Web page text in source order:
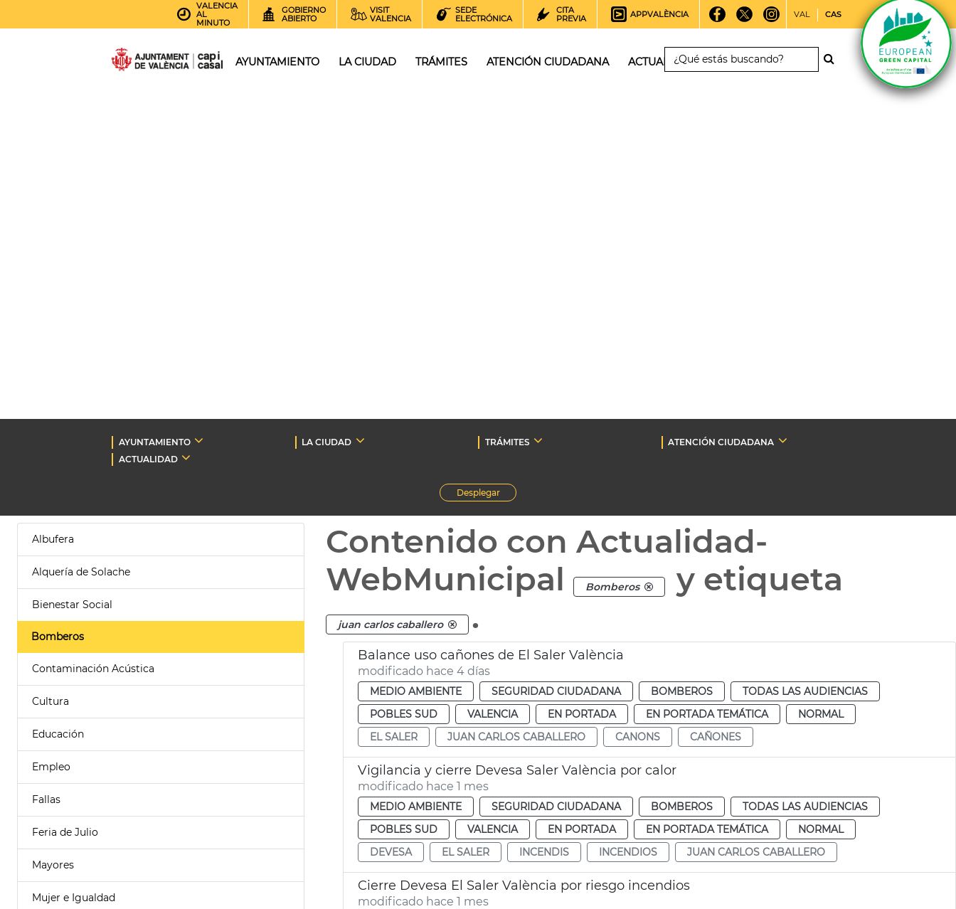
VALENCIA
AL
MINUTO
GOBIERNO
ABIERTO
VISIT
VALENCIA
SEDE
ELECTRÓNICA
CITA
PREVIA
APPVALÈNCIA VAL CAS
AYUNTAMIENTO LA CIUDAD TRÁMITES ATENCIÓN CIUDADANA ACTUALIDAD
AYUNTAMIENTO LA CIUDAD TRÁMITES
ATENCIÓN CIUDADANA
ACTUALIDAD
Desplegar
Albufera
Alquería de Solache
Bienestar Social
Bomberos
Contaminación Acústica
Cultura
Educación
Empleo
Fallas
Feria de Julio
Mayores
Mujer e Igualdad
Contenido con Actualidad-
WebMunicipal
Bomberos y etiqueta
juan carlos caballero .
Balance uso cañones de El Saler València
modificado hace 4 días
MEDIO AMBIENTE SEGURIDAD CIUDADANA BOMBEROS
TODAS LAS AUDIENCIAS
POBLES SUD
VALENCIA EN PORTADA EN PORTADA TEMÁTICA
NORMAL
EL SALER
JUAN CARLOS CABALLERO CANONS CAÑONES
Vigilancia y cierre Devesa Saler València por calor
modificado hace 1 mes
MEDIO AMBIENTE SEGURIDAD CIUDADANA BOMBEROS
TODAS LAS AUDIENCIAS
POBLES SUD
VALENCIA EN PORTADA EN PORTADA TEMÁTICA
NORMAL
DEVESA
EL SALER INCENDIS INCENDIOS JUAN CARLOS CABALLERO
Cierre Devesa El Saler València por riesgo incendios
modificado hace 1 mes